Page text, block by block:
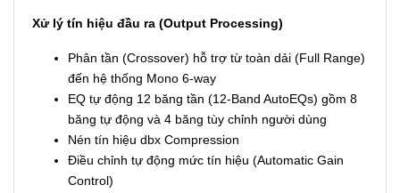
Xử lý tín hiệu đầu ra (Output Processing)
Phân tần (Crossover) hỗ trợ từ toàn dải (Full Range)
đến hệ thống Mono 6-way
EQ tự động 12 băng tần (12-Band AutoEQs) gồm 8
băng tự động và 4 băng tùy chỉnh người dùng
Nén tín hiệu dbx Compression
Điều chỉnh tự động mức tín hiệu (Automatic Gain
Control)